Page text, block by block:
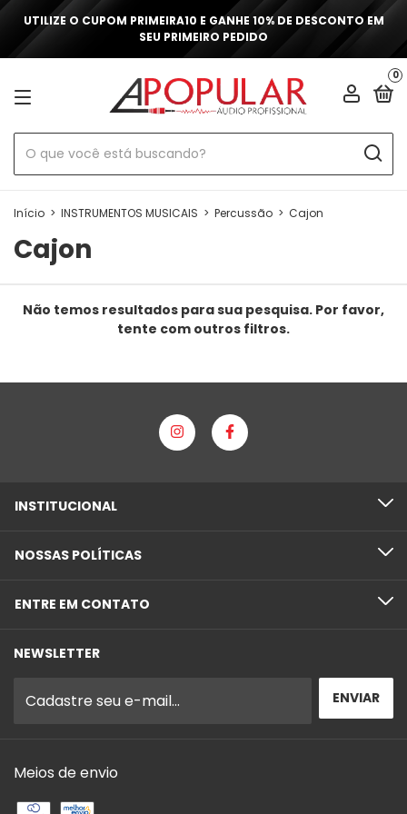
UTILIZE O CUPOM PRIMEIRA10 E GANHE 10% DE DESCONTO EM
SEU PRIMEIRO PEDIDO
0
Início > INSTRUMENTOS MUSICAIS > Percussão > Cajon
Cajon
Não temos resultados para sua pesquisa. Por favor,
tente com outros filtros.
INSTITUCIONAL
NOSSAS POLÍTICAS
ENTRE EM CONTATO
NEWSLETTER
Meios de envio